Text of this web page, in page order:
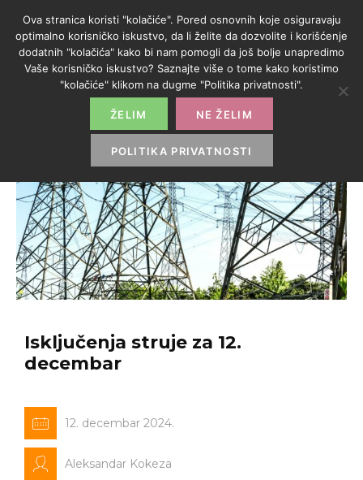
Isključenja struje za 12.
decembar
12. decembar 2024.
Aleksandar Kokeza
Ova stranica koristi "kolačiće". Pored osnovnih koje osiguravaju
optimalno korisničko iskustvo, da li želite da dozvolite i korišćenje
dodatnih "kolačića" kako bi nam pomogli da još bolje unapredimo
Vaše korisničko iskustvo? Saznajte više o tome kako koristimo
"kolačiće" klikom na dugme "Politika privatnosti".
ŽELIM NE ŽELIM
POLITIKA PRIVATNOSTI